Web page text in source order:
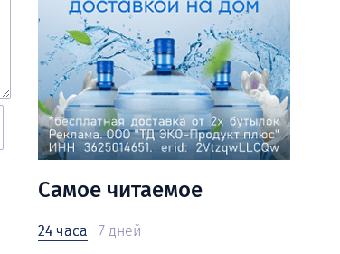
Самое читаемое
24 часа 7 дней